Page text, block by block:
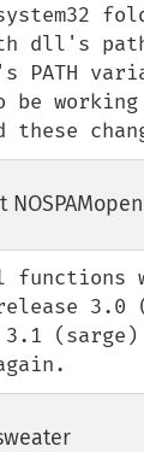
dll's
PATH
be
functions
3.0
¶